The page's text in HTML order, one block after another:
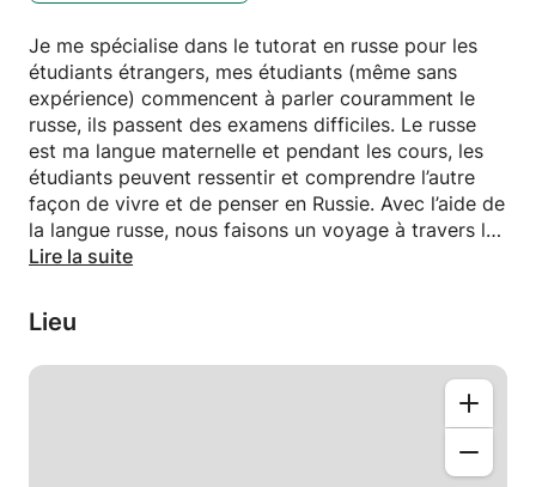
Je me spécialise dans le tutorat en russe pour les
étudiants étrangers, mes étudiants (même sans
expérience) commencent à parler couramment le
russe, ils passent des examens difficiles. Le russe
est ma langue maternelle et pendant les cours, les
étudiants peuvent ressentir et comprendre l’autre
façon de vivre et de penser en Russie. Avec l’aide de
la langue russe, nous faisons un voyage à travers la
grande histoire et la culture de la Russie. Je suis
Moscou, l'une des meilleures universités d'Europe.
Lire la suite
Lieu